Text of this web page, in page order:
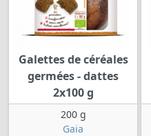
Galettes de céréales
germées - dattes
2x100 g
200 g
Gaia